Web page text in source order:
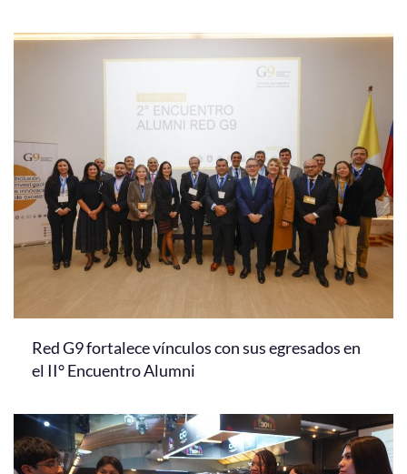
Red G9 fortalece vínculos con sus egresados en
el II° Encuentro Alumni